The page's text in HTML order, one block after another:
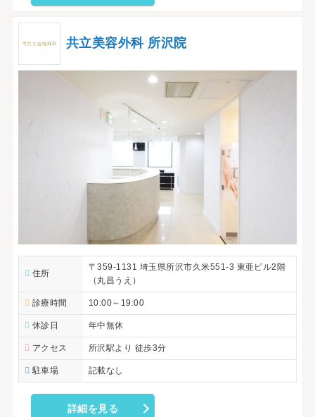
共立美容外科 所沢院
住所
〒359-1131 埼玉県所沢市久米551-3 東亜ビル2階
（丸昌うえ）
診療時間 10:00～19:00
休診日 年中無休
アクセス 所沢駅より 徒歩3分
駐車場 記載なし
詳細を見る